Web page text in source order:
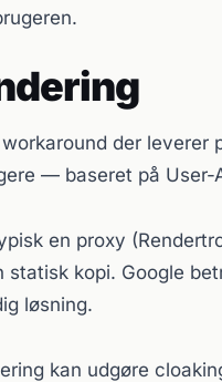
der
— baseret på User-
en proxy
statisk kopi. Google
løsning.
kan udgøre